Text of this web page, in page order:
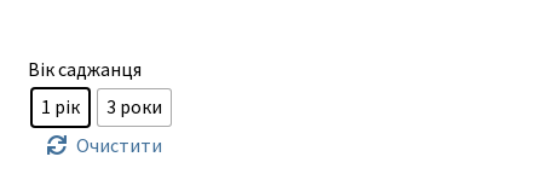
Вік саджанця
1 рік
3 роки
Очистити